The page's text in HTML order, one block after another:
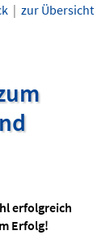
| zur Übersicht
erfolgreich
Erfolg!